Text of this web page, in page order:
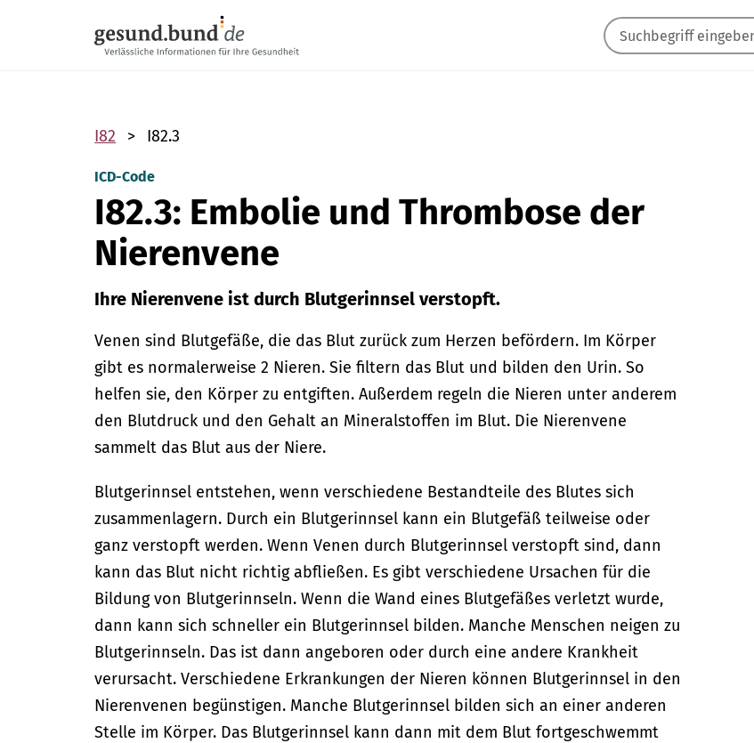
I82 I82.3
ICD-Code
I82.3: Embolie und Thrombose der
Nierenvene
Ihre Nierenvene ist durch Blutgerinnsel verstopft.
Venen sind Blutgefäße, die das Blut zurück zum Herzen befördern. Im Körper
gibt es normalerweise 2 Nieren. Sie filtern das Blut und bilden den Urin. So
helfen sie, den Körper zu entgiften. Außerdem regeln die Nieren unter anderem
den Blutdruck und den Gehalt an Mineralstoffen im Blut. Die Nierenvene
sammelt das Blut aus der Niere.
Blutgerinnsel entstehen, wenn verschiedene Bestandteile des Blutes sich
zusammenlagern. Durch ein Blutgerinnsel kann ein Blutgefäß teilweise oder
ganz verstopft werden. Wenn Venen durch Blutgerinnsel verstopft sind, dann
kann das Blut nicht richtig abfließen. Es gibt verschiedene Ursachen für die
Bildung von Blutgerinnseln. Wenn die Wand eines Blutgefäßes verletzt wurde,
dann kann sich schneller ein Blutgerinnsel bilden. Manche Menschen neigen zu
Blutgerinnseln. Das ist dann angeboren oder durch eine andere Krankheit
verursacht. Verschiedene Erkrankungen der Nieren können Blutgerinnsel in den
Nierenvenen begünstigen. Manche Blutgerinnsel bilden sich an einer anderen
Stelle im Körper. Das Blutgerinnsel kann dann mit dem Blut fortgeschwemmt